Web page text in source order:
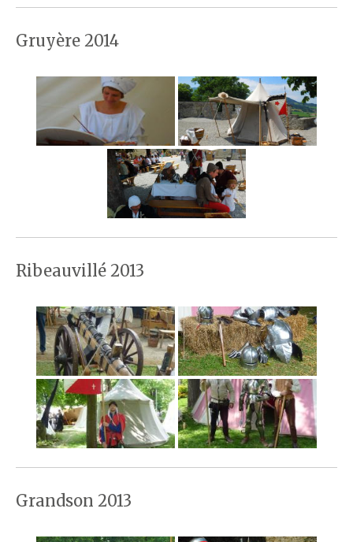
Gruyère 2014
Ribeauvillé 2013
Grandson 2013